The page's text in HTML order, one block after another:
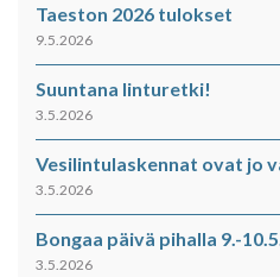
Taeston 2026 tulokset
9.5.2026
Suuntana linturetki!
3.5.2026
Vesilintulaskennat ovat jo
3.5.2026
Bongaa päivä pihalla 9.-
3.5.2026